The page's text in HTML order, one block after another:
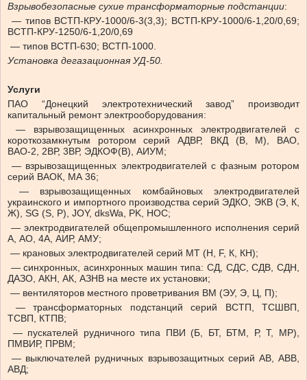
Взрывобезопасные сухие трансформаторные подстанции:
— типов ВСТП-КРУ-1000/6-3(3,3); ВСТП-КРУ-1000/6-1,20/0,69;
ВСТП-КРУ-1250/6-1,20/0,69
— типов ВСТП-630; ВСТП-1000.
Установка дегазационная УД-50.
Услуги
ПАО “Донецкий электротехнический завод” производит
капитальный ремонт электрооборудования:
— взрывозащищенных асинхронных электродвигателей с
короткозамкнутым ротором серий АДВР, ВКД (В, М), ВАО,
ВАО-2, 2ВР, 3ВР, ЭДКОФ(В), АИУМ;
— взрывозащищенных электродвигателей с фазным ротором
серий ВАОК, МА 36;
— взрывозащищенных комбайновых электродвигателей
украинского и импортного производства серий ЭДКО, ЭКВ (Э, К,
Ж), SG (S, Р), JOY, dksWa, PK, HOC;
— электродвигателей общепромышленного исполнения серий
А, АО, 4А, АИР, АМУ;
— крановых электродвигателей серий МТ (Н, F, К, КН);
— синхронных, асинхронных машин типа: СД, СДС, СДВ, СДН,
ДАЗО, АКН, АК, АЗНВ на месте их установки;
— вентиляторов местного проветривания ВМ (ЭУ, Э, Ц, П);
— трансформаторных подстанций серий ВСТП, ТСШВП,
ТСВП, КТПВ;
— пускателей рудничного типа ПВИ (Б, БТ, БТМ, Р, Т, МР),
ПМВИР, ПРВМ;
— выключателей рудничных взрывозащитных серий АВ, АВВ,
АВД;